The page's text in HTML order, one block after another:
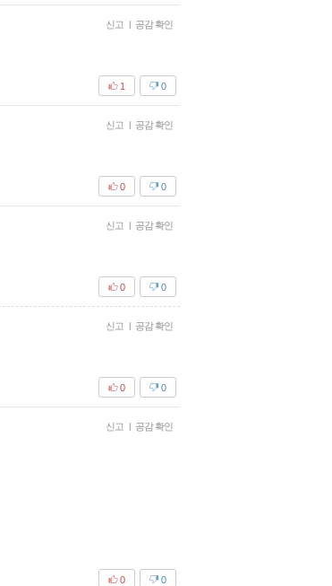
신고 | 공감 확인
0
1
신고 | 공감 확인
0
0
신고 | 공감 확인
0
0
신고 | 공감 확인
0
0
신고 | 공감 확인
0
0